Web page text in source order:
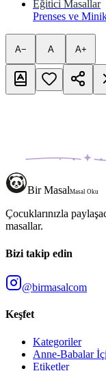
Eğitici Masallar
Prenses ve
A− A A+
Bir MasalMasal Oku
Çocuklarınızla
masallar.
Bizi takip edin
@birmasalcom
Keşfet
Kategoriler
Anne-Babalar
Etiketler